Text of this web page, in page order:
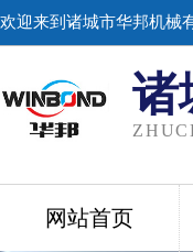
欢迎来到诸城市华邦机械
诸
网站首页